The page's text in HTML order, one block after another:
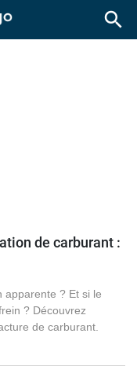
search
de carburant :
apparente ? Et si le
? Découvrez
de carburant.